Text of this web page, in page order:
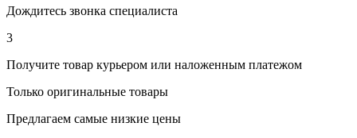
Дождитесь звонка специалиста
3
Получите товар курьером или наложенным платежом
Только оригинальные товары
Предлагаем самые низкие цены